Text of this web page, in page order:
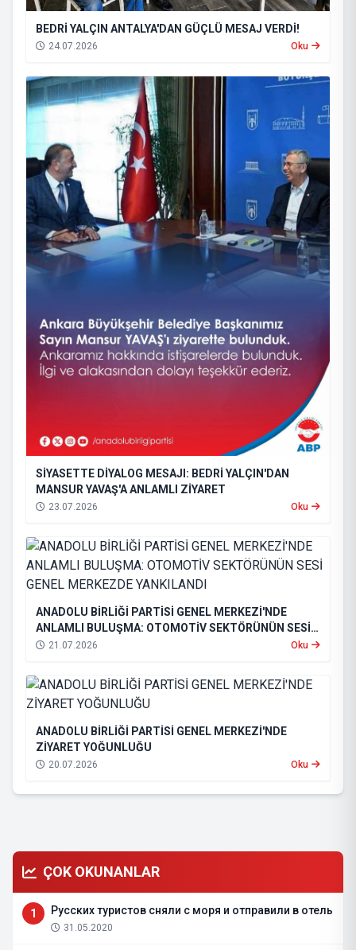
BEDRİ YALÇIN ANTALYA'DAN GÜÇLÜ MESAJ VERDİ!
24.07.2026 Oku
SİYASETTE DİYALOG MESAJI: BEDRİ YALÇIN'DAN
MANSUR YAVAŞ'A ANLAMLI ZİYARET
23.07.2026 Oku
ANADOLU BİRLİĞİ PARTİSİ GENEL MERKEZİ'NDE
ANLAMLI BULUŞMA: OTOMOTİV SEKTÖRÜNÜN SESİ
GENEL MERKEZDE YANKILANDI
21.07.2026 Oku
ANADOLU BİRLİĞİ PARTİSİ GENEL MERKEZİ'NDE
ZİYARET YOĞUNLUĞU
20.07.2026 Oku
ÇOK OKUNANLAR
1 Русских туристов сняли с моря и отправили в отель
31.05.2020